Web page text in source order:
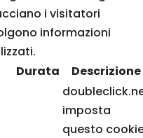
i visitatori
informazioni
Durata Descrizione
imposta
questo